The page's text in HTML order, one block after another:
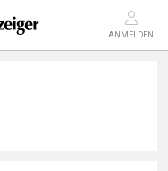
ANMELDEN